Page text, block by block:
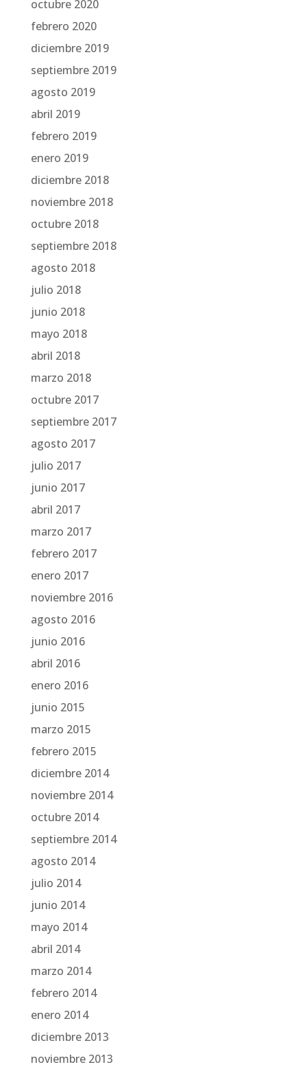
octubre 2020
febrero 2020
diciembre 2019
septiembre 2019
agosto 2019
abril 2019
febrero 2019
enero 2019
diciembre 2018
noviembre 2018
octubre 2018
septiembre 2018
agosto 2018
julio 2018
junio 2018
mayo 2018
abril 2018
marzo 2018
octubre 2017
septiembre 2017
agosto 2017
julio 2017
junio 2017
abril 2017
marzo 2017
febrero 2017
enero 2017
noviembre 2016
agosto 2016
junio 2016
abril 2016
enero 2016
junio 2015
marzo 2015
febrero 2015
diciembre 2014
noviembre 2014
octubre 2014
septiembre 2014
agosto 2014
julio 2014
junio 2014
mayo 2014
abril 2014
marzo 2014
febrero 2014
enero 2014
diciembre 2013
noviembre 2013